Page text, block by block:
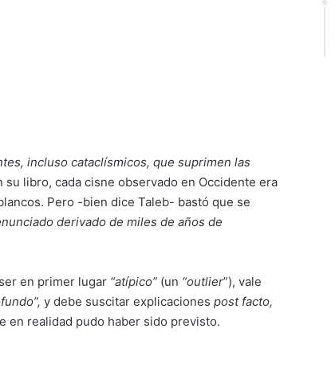
incluso cataclísmicos, que suprimen las
su libro, cada cisne observado en Occidente era
Pero -bien dice Taleb- bastó que se
derivado de miles de años de
en primer lugar “atípico” (un “outlier”), vale
y debe suscitar explicaciones post facto,
en realidad pudo haber sido previsto.